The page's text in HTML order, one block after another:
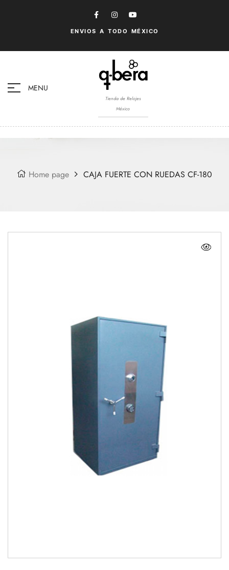
ENVIOS A TODO MÉXICO
MENU
Tienda de Relojes
México
Home page CAJA FUERTE CON RUEDAS CF-180